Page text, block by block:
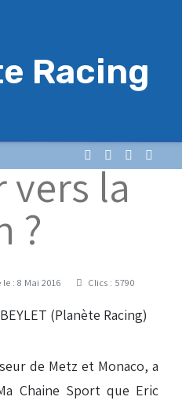
Racing
vers la
?
: 8 Mai 2016 Clics : 5790
de Metz et Monaco, a
Chaine Sport que Eric